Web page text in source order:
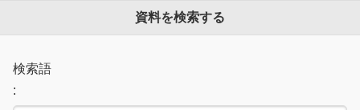
資料を検索する
検索語
: